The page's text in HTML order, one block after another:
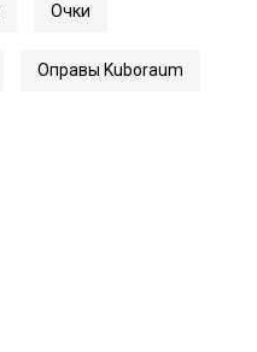
Очки
Оправы Kuboraum